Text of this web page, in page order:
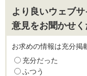
より良いウェブ
意見をお聞かせ
お求めの情報は充分掲
充分だった
ふつう